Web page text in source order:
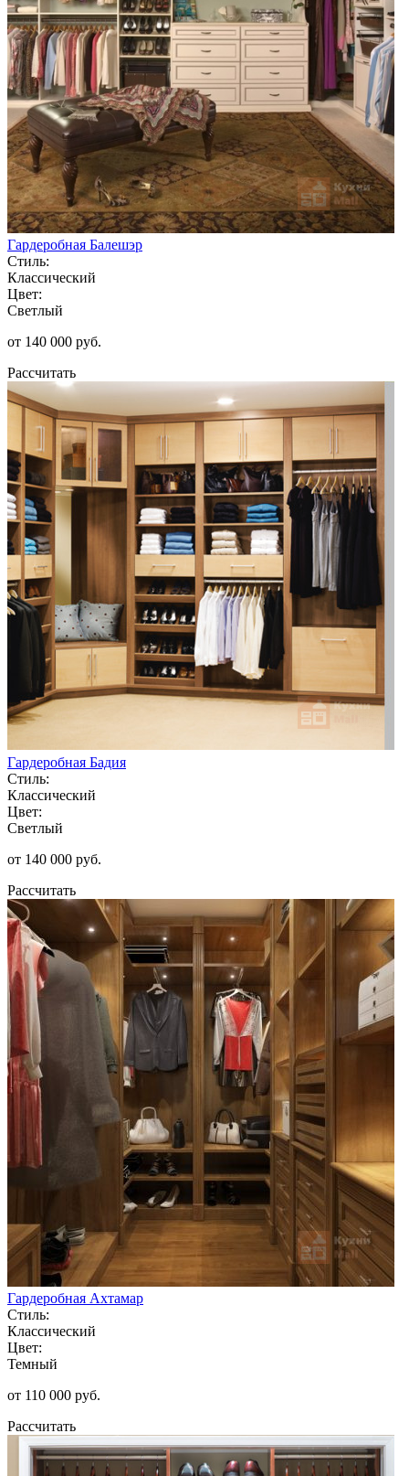
Гардеробная Балешэр
Стиль:
Классический
Цвет:
Светлый
от 140 000 руб.
Рассчитать
Гардеробная Бадия
Стиль:
Классический
Цвет:
Светлый
от 140 000 руб.
Рассчитать
Гардеробная Ахтамар
Стиль:
Классический
Цвет:
Темный
от 110 000 руб.
Рассчитать